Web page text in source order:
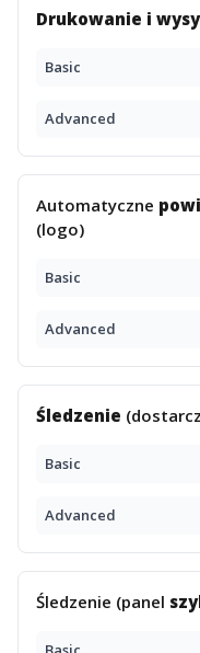
Drukowanie i
Basic
Advanced
Automatyczne
(logo)
Basic
Advanced
Śledzenie
Basic
Advanced
Śledzenie (panel